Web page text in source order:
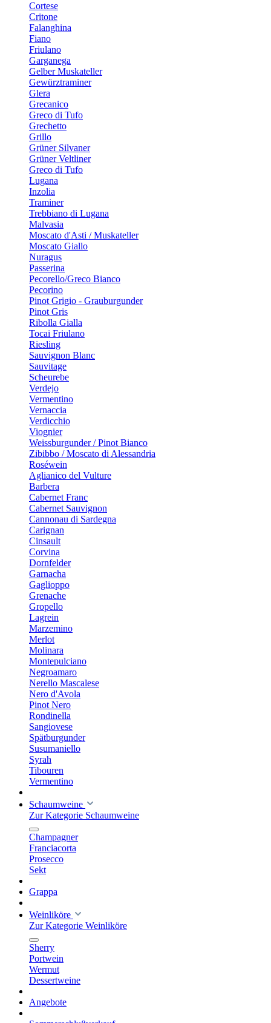
Cortese
Critone
Falanghina
Fiano
Friulano
Garganega
Gelber Muskateller
Gewürztraminer
Glera
Grecanico
Greco di Tufo
Grechetto
Grillo
Grüner Silvaner
Grüner Veltliner
Greco di Tufo
Lugana
Inzolia
Traminer
Trebbiano di Lugana
Malvasia
Moscato d'Asti / Muskateller
Moscato Giallo
Nuragus
Passerina
Pecorello/Greco Bianco
Pecorino
Pinot Grigio - Grauburgunder
Pinot Gris
Ribolla Gialla
Tocai Friulano
Riesling
Sauvignon Blanc
Sauvitage
Scheurebe
Verdejo
Vermentino
Vernaccia
Verdicchio
Viognier
Weissburgunder / Pinot Bianco
Zibibbo / Moscato di Alessandria
Roséwein
Aglianico del Vulture
Barbera
Cabernet Franc
Cabernet Sauvignon
Cannonau di Sardegna
Carignan
Cinsault
Corvina
Dornfelder
Garnacha
Gaglioppo
Grenache
Gropello
Lagrein
Marzemino
Merlot
Molinara
Montepulciano
Negroamaro
Nerello Mascalese
Nero d'Avola
Pinot Nero
Rondinella
Sangiovese
Spätburgunder
Susumaniello
Syrah
Tibouren
Vermentino
Schaumweine
Zur Kategorie Schaumweine
Champagner
Franciacorta
Prosecco
Sekt
Grappa
Weinliköre
Zur Kategorie Weinliköre
Sherry
Portwein
Wermut
Dessertweine
Angebote